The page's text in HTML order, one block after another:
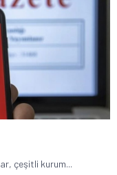
çeşitli kurum...